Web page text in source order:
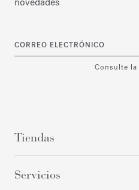
CORREO ELECTRÓNICO
Consulte la
Tiendas
Servicios